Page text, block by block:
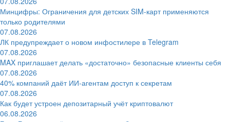
Минцифры: Ограничения для детских SIM-карт применяются
только родителями
07.08.2026
ЛК предупреждает о новом инфостилере в Telegram
07.08.2026
MAX приглашает делать «достаточно» безопасные клиенты себя
07.08.2026
40% компаний даёт ИИ‑агентам доступ к секретам
07.08.2026
Как будет устроен депозитарный учёт криптовалют
06.08.2026